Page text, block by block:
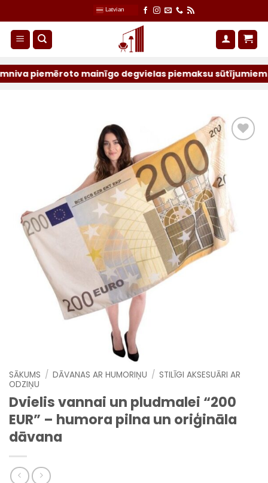
to
content
Latvian
piemēroto mainīgo degvielas piemaksu sūtījumiem
Pievienot
sarakstam
SĀKUMS / DĀVANAS AR HUMORIŅU / STILĪGI AKSESUĀRI AR
ODZIŅU
Dvielis vannai un pludmalei “200
EUR” – humora pilna un oriģināla
dāvana